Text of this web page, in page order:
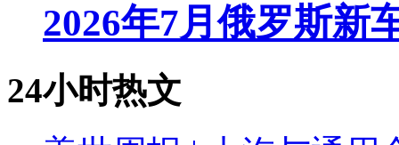
2026年7月俄罗斯新
24小时热文